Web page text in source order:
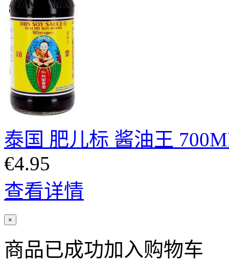
泰国 肥儿标 酱油王
€4.95
查看详情
×
商品已成功加入购物车